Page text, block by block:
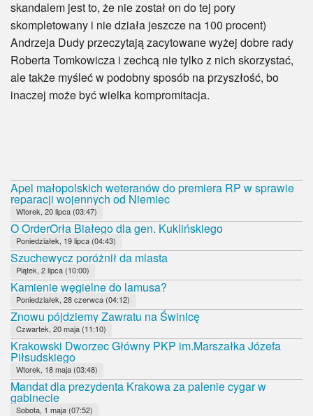
skandalem jest to, że nie został on do tej pory
skompletowany i nie działa jeszcze na 100 procent)
Andrzeja Dudy przeczytają zacytowane wyżej dobre rady
Roberta Tomkowicza i zechcą nie tylko z nich skorzystać,
ale także myśleć w podobny sposób na przyszłość, bo
inaczej może być wielka kompromitacja.
Apel małopolskich weteranów do premiera RP w sprawie
reparacji wojennych od Niemiec
Wtorek, 20 lipca (03:47)
O OrderOrła Białego dla gen. Kuklińskiego
Poniedziałek, 19 lipca (04:43)
Szuchewycz poróżnił da miasta
Piątek, 2 lipca (10:00)
Kamienie węgielne do lamusa?
Poniedziałek, 28 czerwca (04:12)
Znowu pójdziemy Zawratu na Świnicę
Czwartek, 20 maja (11:10)
Krakowski Dworzec Główny PKP im.Marszałka Józefa
Piłsudskiego
Wtorek, 18 maja (03:48)
Mandat dla prezydenta Krakowa za palenie cygar w
gabinecie
Sobota, 1 maja (07:52)